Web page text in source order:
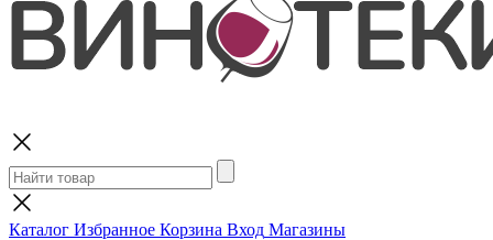
Каталог Избранное Корзина Вход Магазины